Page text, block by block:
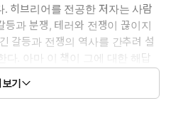
히브리어를 전공한 저자는 사람
등과 분쟁, 테러와 전쟁이 끊이지
갈등과 전쟁의 역사를 간추려 설
다. 아마 이 책이 그에 대한 해답
쁜 역사 이야기가 생생하게 다
보기